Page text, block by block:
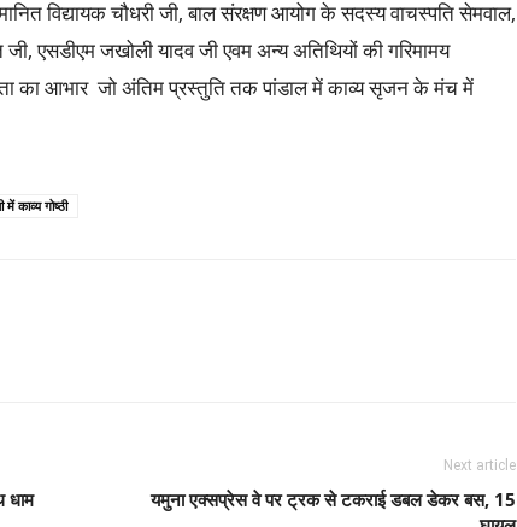
विद्यायक चौधरी जी, बाल संरक्षण आयोग के सदस्य वाचस्पति सेमवाल,
एसडीएम जखोली यादव जी एवम अन्य अतिथियों की गरिमामय
का आभार जो अंतिम प्रस्तुति तक पांडाल में काव्य सृजन के मंच में
काव्य गोष्ठी
धाम
Next article
यमुना एक्सप्रेस वे पर ट्रक से टकराई डबल डेकर बस, 15